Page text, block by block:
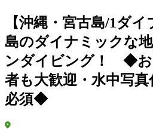
【沖縄・宮古島/1ダ
島のダイナミックな
ンダイビング！ ◆お
者も大歓迎・水中写
必須◆